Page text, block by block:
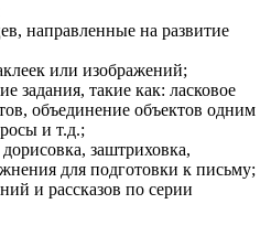
направленные на развитие
или изображений;
задания, такие как: ласковое
объединение объектов одним
и т.д.;
заштриховка,
для подготовки к письму;
и рассказов по серии